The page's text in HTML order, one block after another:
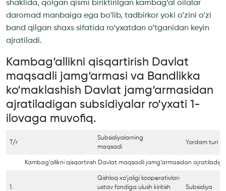
shaklida, qolgan qismi biriktirilgan kambag‘al oilalar
daromad manbaiga ega bo‘lib, tadbirkor yoki o‘zini o‘zi
band qilgan shaxs sifatida ro‘yxatdan o‘tganidan keyin
ajratiladi.
Kambag‘allikni qisqartirish Davlat
maqsadli jamg‘armasi va Bandlikka
ko‘maklashish Davlat jamg‘armasidan
ajratiladigan subsidiyalar ro‘yxati 1-
ilovaga muvofiq.
T/r
Subsidiyalarning
maqsadi
Yordam turi
Kambag‘allikni qisqartirish Davlat maqsadli jamg‘armasidan
1.
Qishloq xo‘jaligi kooperativlari
ustav fondiga ulush kiritish
Subsidiya